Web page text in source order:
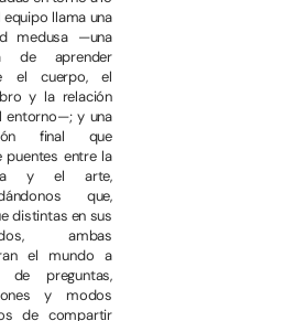
equipo llama una
medusa —una
de aprender
el cuerpo, el
y la relación
entorno—; y una
final que
puentes entre la
y el arte,
que,
distintas en sus
ambas
el mundo a
de preguntas,
y modos
de compartir